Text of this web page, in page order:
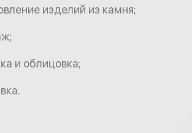
изделий из камня;
и облицовка;